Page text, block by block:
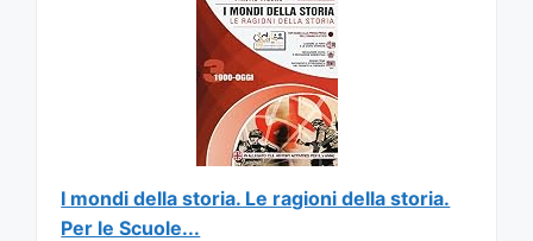
I mondi della storia. Le ragioni della storia.
Per le Scuole...